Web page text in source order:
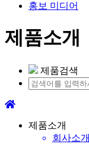
홍보 미디어
제품소개
제품검색
제품소개
회사소개